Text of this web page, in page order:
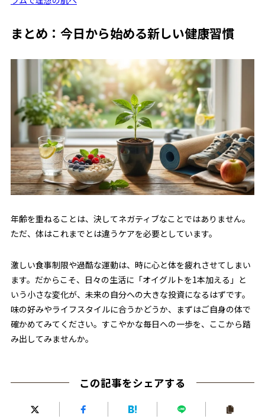
まとめ：今日から始める新しい健康習慣
年齢を重ねることは、決してネガティブなことではありません。
ただ、体はこれまでとは違うケアを必要としています。
激しい食事制限や過酷な運動は、時に心と体を疲れさせてしまい
ます。だからこそ、日々の生活に「オイグルトを1本加える」と
いう小さな変化が、未来の自分への大きな投資になるはずです。
味の好みやライフスタイルに合うかどうか、まずはご自身の体で
確かめてみてください。すこやかな毎日への一歩を、ここから踏
み出してみませんか。
この記事をシェアする